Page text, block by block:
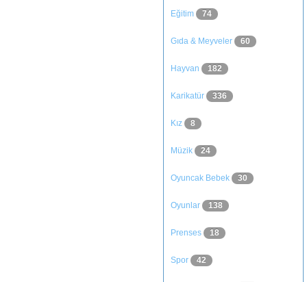
Eğitim 74
Gıda & Meyveler 60
Hayvan 182
Karikatür 336
Kız 8
Müzik 24
Oyuncak Bebek 30
Oyunlar 138
Prenses 18
Spor 42